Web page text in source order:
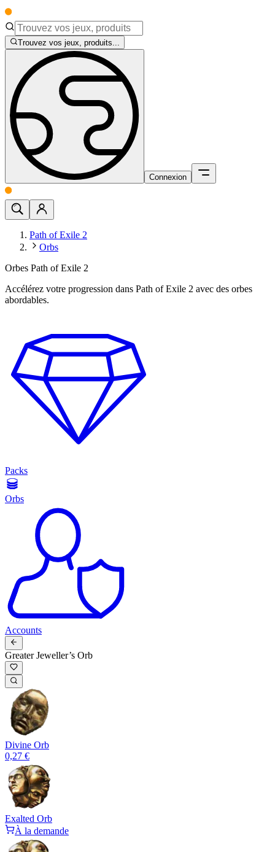
Trouvez vos jeux, produits...
Connexion
Path of Exile 2
Orbs
Orbes Path of Exile 2
Accélérez votre progression dans Path of Exile 2 avec des orbes
abordables.
Packs
Orbs
Accounts
Greater Jeweller’s Orb
Divine Orb
0,27 €
Exalted Orb
À la demande